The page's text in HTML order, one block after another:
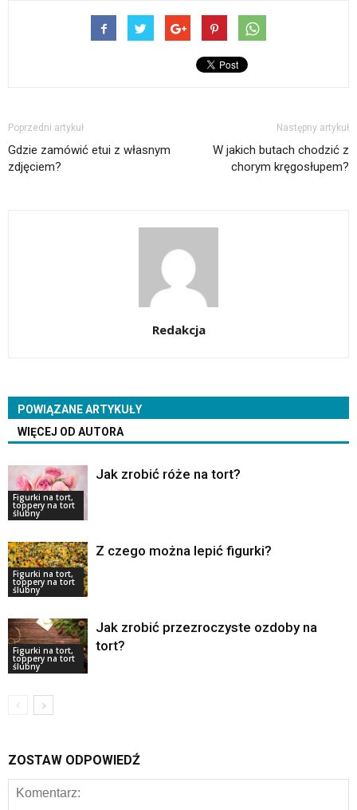
Poprzedni artykuł
Gdzie zamówić etui z własnym
zdjęciem?
Następny artykuł
W jakich butach chodzić z
chorym kręgosłupem?
Redakcja
POWIĄZANE ARTYKUŁY
WIĘCEJ OD AUTORA
Figurki na tort,
toppery na tort
ślubny
Jak zrobić róże na tort?
Figurki na tort,
toppery na tort
ślubny
Z czego można lepić figurki?
Figurki na tort,
toppery na tort
ślubny
Jak zrobić przezroczyste ozdoby na
tort?
ZOSTAW ODPOWIEDŹ